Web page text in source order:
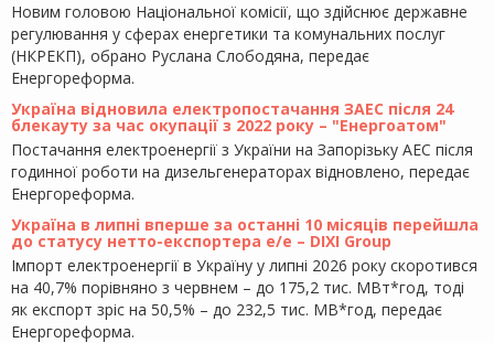
Новим головою Національної комісії, що здійснює державне
регулювання у сферах енергетики та комунальних послуг
(НКРЕКП), обрано Руслана Слободяна, передає
Енергореформа.
Україна відновила електропостачання ЗАЕС після 24
блекауту за час окупації з 2022 року – "Енергоатом"
Постачання електроенергії з України на Запорізьку АЕС після
годинної роботи на дизельгенераторах відновлено, передає
Енергореформа.
Україна в липні вперше за останні 10 місяців перейшла
до статусу нетто-експортера е/е – DIXI Group
Імпорт електроенергії в Україну у липні 2026 року скоротився
на 40,7% порівняно з червнем – до 175,2 тис. МВт*год, тоді
як експорт зріс на 50,5% – до 232,5 тис. МВ*год, передає
Енергореформа.